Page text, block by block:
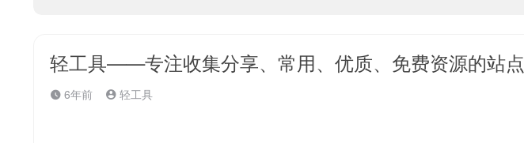
轻工具——专注收集分享、常用、优质、免费资源的站点
6年前 轻工具